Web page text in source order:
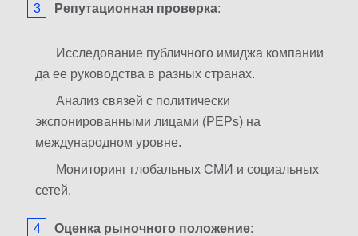
Репутационная проверка:
Исследование публичного имиджа компании
да ее руководства в разных странах.
Анализ связей с политически
экспонированными лицами (PEPs) на
международном уровне.
Мониторинг глобальных СМИ и социальных
сетей.
Оценка рыночного положение: